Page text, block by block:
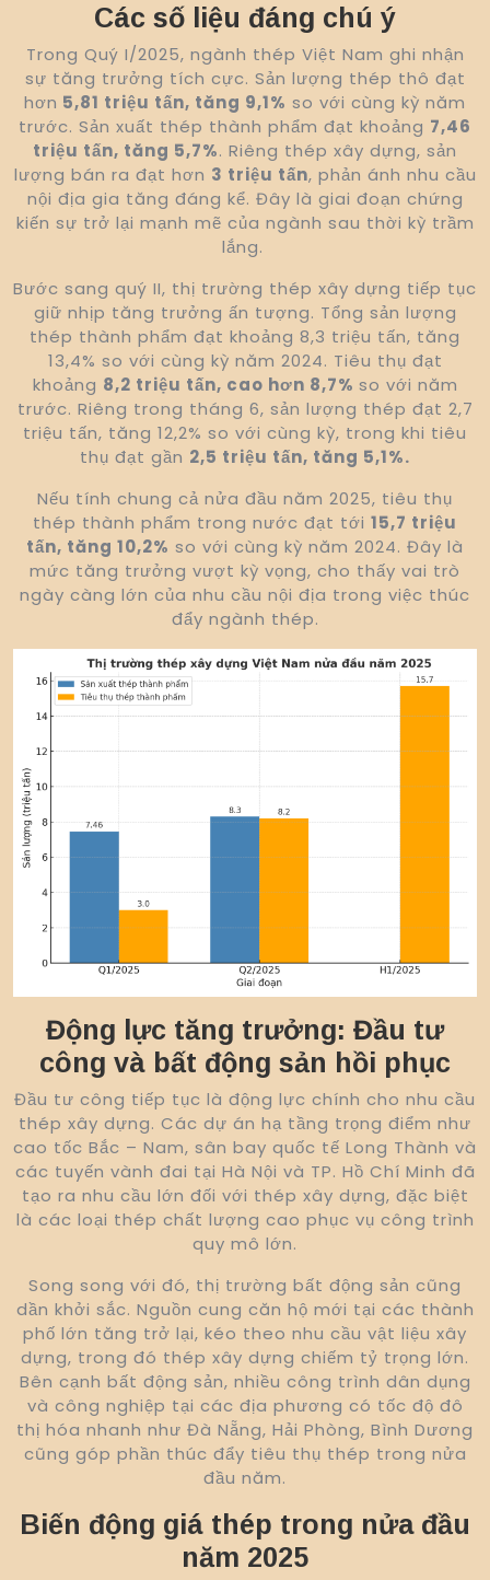
Các số liệu đáng chú ý
Trong Quý I/2025, ngành thép Việt Nam ghi nhận
sự tăng trưởng tích cực. Sản lượng thép thô đạt
hơn 5,81 triệu tấn, tăng 9,1% so với cùng kỳ năm
trước. Sản xuất thép thành phẩm đạt khoảng 7,46
triệu tấn, tăng 5,7%. Riêng thép xây dựng, sản
lượng bán ra đạt hơn 3 triệu tấn, phản ánh nhu cầu
nội địa gia tăng đáng kể. Đây là giai đoạn chứng
kiến sự trở lại mạnh mẽ của ngành sau thời kỳ trầm
lắng.
Bước sang quý II, thị trường thép xây dựng tiếp tục
giữ nhịp tăng trưởng ấn tượng. Tổng sản lượng
thép thành phẩm đạt khoảng 8,3 triệu tấn, tăng
13,4% so với cùng kỳ năm 2024. Tiêu thụ đạt
khoảng 8,2 triệu tấn, cao hơn 8,7% so với năm
trước. Riêng trong tháng 6, sản lượng thép đạt 2,7
triệu tấn, tăng 12,2% so với cùng kỳ, trong khi tiêu
thụ đạt gần 2,5 triệu tấn, tăng 5,1%.
Nếu tính chung cả nửa đầu năm 2025, tiêu thụ
thép thành phẩm trong nước đạt tới 15,7 triệu
tấn, tăng 10,2% so với cùng kỳ năm 2024. Đây là
mức tăng trưởng vượt kỳ vọng, cho thấy vai trò
ngày càng lớn của nhu cầu nội địa trong việc thúc
đẩy ngành thép.
Động lực tăng trưởng: Đầu tư
công và bất động sản hồi phục
Đầu tư công tiếp tục là động lực chính cho nhu cầu
thép xây dựng. Các dự án hạ tầng trọng điểm như
cao tốc Bắc – Nam, sân bay quốc tế Long Thành và
các tuyến vành đai tại Hà Nội và TP. Hồ Chí Minh đã
tạo ra nhu cầu lớn đối với thép xây dựng, đặc biệt
là các loại thép chất lượng cao phục vụ công trình
quy mô lớn.
Song song với đó, thị trường bất động sản cũng
dần khởi sắc. Nguồn cung căn hộ mới tại các thành
phố lớn tăng trở lại, kéo theo nhu cầu vật liệu xây
dựng, trong đó thép xây dựng chiếm tỷ trọng lớn.
Bên cạnh bất động sản, nhiều công trình dân dụng
và công nghiệp tại các địa phương có tốc độ đô
thị hóa nhanh như Đà Nẵng, Hải Phòng, Bình Dương
cũng góp phần thúc đẩy tiêu thụ thép trong nửa
đầu năm.
Biến động giá thép trong nửa đầu
năm 2025